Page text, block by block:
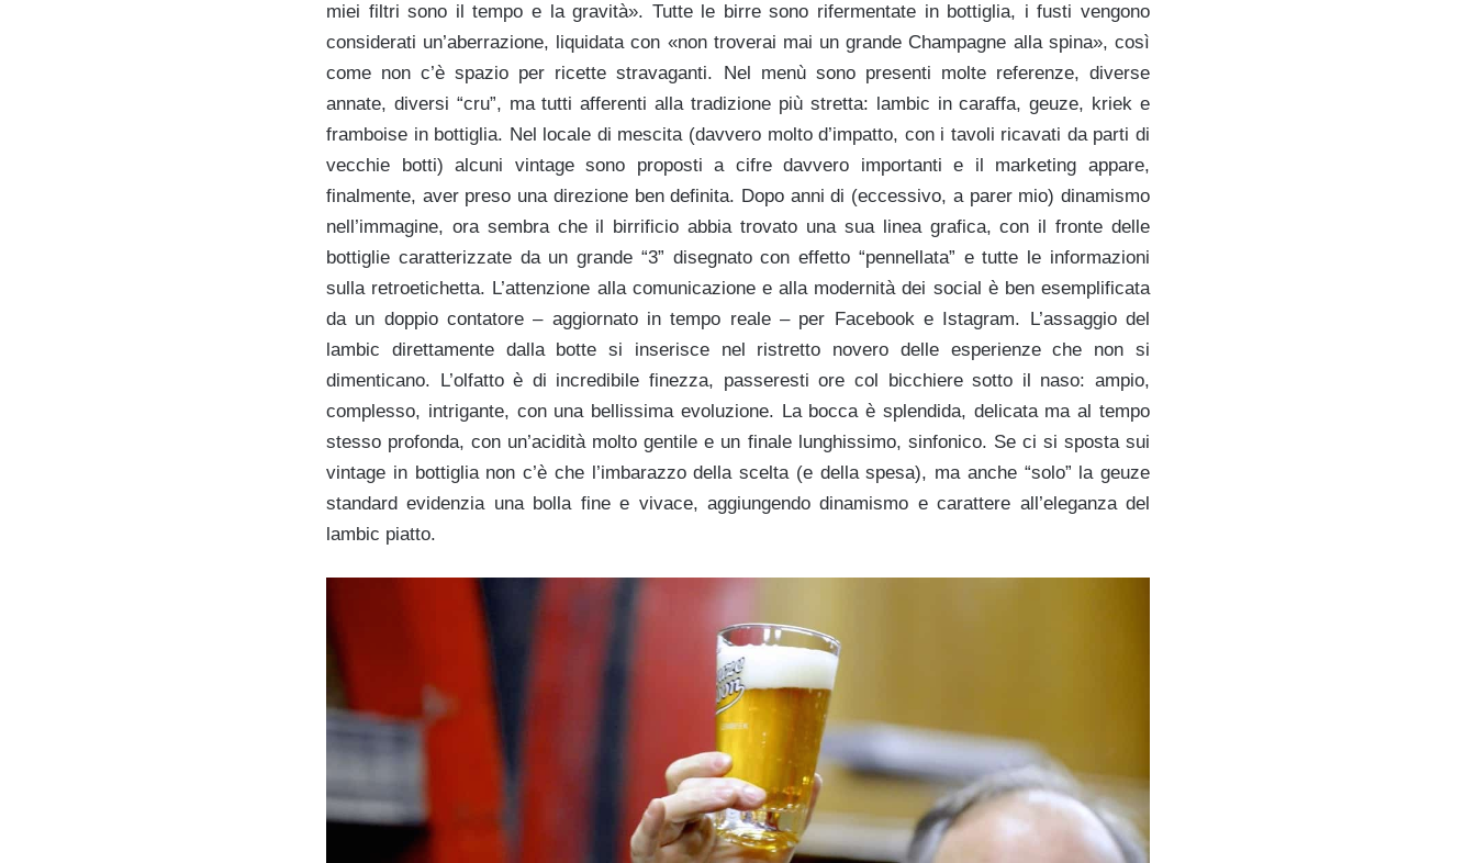
miei filtri sono il tempo e la gravità». Tutte le birre sono rifermentate in bottiglia, i fusti vengono
considerati un’aberrazione, liquidata con «non troverai mai un grande Champagne alla spina», così
come non c’è spazio per ricette stravaganti. Nel menù sono presenti molte referenze, diverse
annate, diversi “cru”, ma tutti afferenti alla tradizione più stretta: lambic in caraffa, geuze, kriek e
framboise in bottiglia. Nel locale di mescita (davvero molto d’impatto, con i tavoli ricavati da parti di
vecchie botti) alcuni vintage sono proposti a cifre davvero importanti e il marketing appare,
finalmente, aver preso una direzione ben definita. Dopo anni di (eccessivo, a parer mio) dinamismo
nell’immagine, ora sembra che il birrificio abbia trovato una sua linea grafica, con il fronte delle
bottiglie caratterizzate da un grande “3” disegnato con effetto “pennellata” e tutte le informazioni
sulla retroetichetta. L’attenzione alla comunicazione e alla modernità dei social è ben esemplificata
da un doppio contatore – aggiornato in tempo reale – per Facebook e Istagram. L’assaggio del
lambic direttamente dalla botte si inserisce nel ristretto novero delle esperienze che non si
dimenticano. L’olfatto è di incredibile finezza, passeresti ore col bicchiere sotto il naso: ampio,
complesso, intrigante, con una bellissima evoluzione. La bocca è splendida, delicata ma al tempo
stesso profonda, con un’acidità molto gentile e un finale lunghissimo, sinfonico. Se ci si sposta sui
vintage in bottiglia non c’è che l’imbarazzo della scelta (e della spesa), ma anche “solo” la geuze
standard evidenzia una bolla fine e vivace, aggiungendo dinamismo e carattere all’eleganza del
lambic piatto.